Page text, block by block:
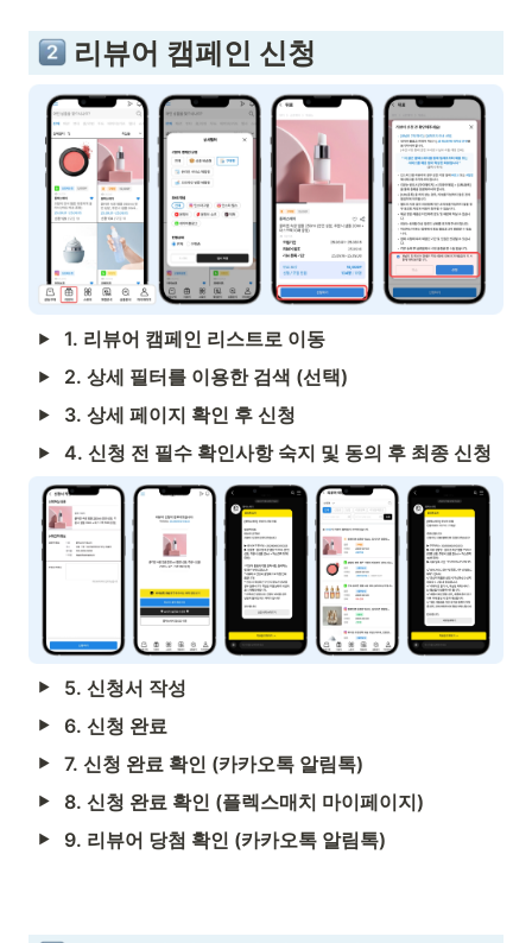
리뷰어 캠페인 신청
1. 리뷰어 캠페인 리스트로 이동
2. 상세 필터를 이용한 검색 (선택)
3. 상세 페이지 확인 후 신청
4. 신청 전 필수 확인사항 숙지 및 동의 후 최종 신청
5. 신청서 작성
6. 신청 완료
7. 신청 완료 확인 (카카오톡 알림톡)
8. 신청 완료 확인 (플렉스매치 마이페이지)
9. 리뷰어 당첨 확인 (카카오톡 알림톡)